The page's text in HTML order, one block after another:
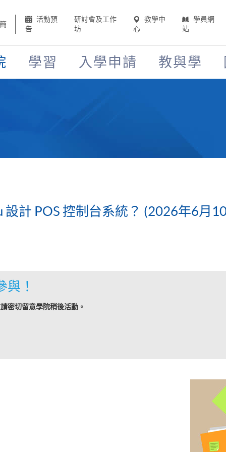
簡
活動預
告
研討會及工作
坊
教學中
心
學員網
站
學習 入學申請 教與學
設計 POS 控制台系統？ (2026年6月
與！
密切留意學院稍後活動。